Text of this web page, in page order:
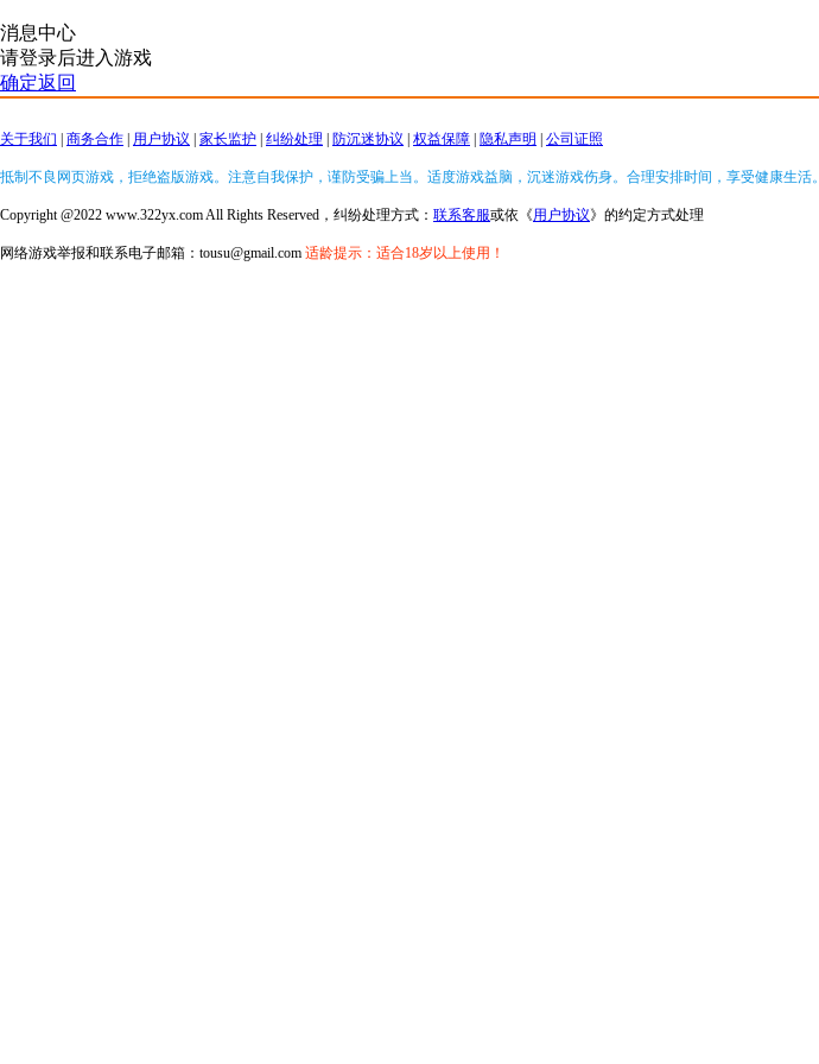
消息中心
请登录后进入游戏
确定返回
关于我们 商务合作 用户协议 家长监护 纠纷处理 防沉迷协议 权益保障 隐私声明 公司证照
抵制不良网页游戏，拒绝盗版游戏。注意自我保护，谨防受骗上当。适度游戏益脑，沉迷游戏伤身。合理安排时间，享受健康生活。
Copyright @2022 www.322yx.com All Rights Reserved，纠纷处理方式： 联系客服或依《用户协议》的约定方式处理
网络游戏举报和联系电子邮箱：tousu@gmail.com 适龄提示：适合18岁以上使用！